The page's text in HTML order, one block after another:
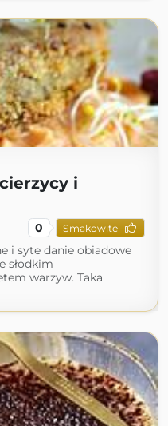
i
0 Smakowite
i syte danie obiadowe
słodkim
warzyw. Taka